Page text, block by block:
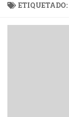
ETIQUETADO: